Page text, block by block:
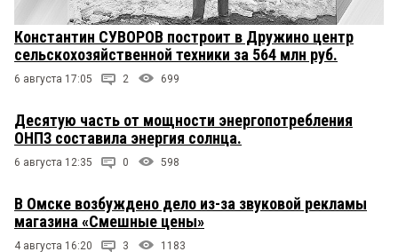
Константин СУВОРОВ построит в Дружино центр
сельскохозяйственной техники за 564 млн руб.
6 августа 17:05 2 699
Десятую часть от мощности энергопотребления
ОНПЗ составила энергия солнца.
6 августа 12:35 0 598
В Омске возбуждено дело из-за звуковой рекламы
магазина «Смешные цены»
4 августа 16:20 3 1183